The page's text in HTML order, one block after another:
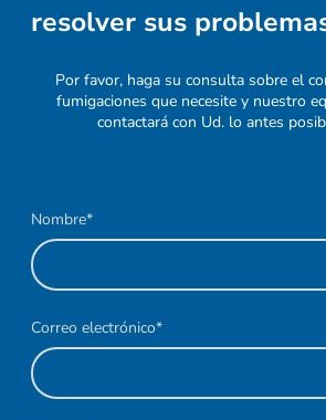
resolver sus
Por favor, haga su consulta sobre el
fumigaciones que necesite y nuestro
contactará con Ud. lo antes
Nombre*
Correo electrónico*